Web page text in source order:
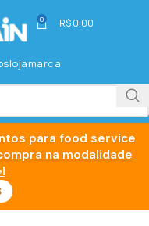
0 R$0,00
lojamarca
para food service
na modalidade